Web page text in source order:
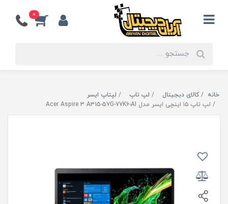
0
خانه کالای دیجیتال لپ تاپ
لپتاپ ایسر
لپ تاپ ۱۵ اینچی ایسر مدل Acer Aspire 3 A315-57G-77K6-AI